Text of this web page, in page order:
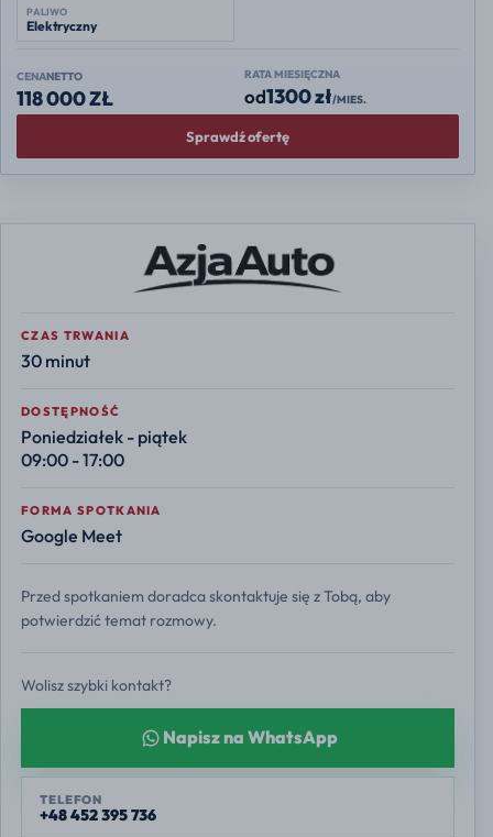
PALIWO
Elektryczny
CENANETTO
118 000 ZŁ
RATA MIESIĘCZNA
od1300 zł/MIES.
Sprawdź ofertę
CZAS TRWANIA
30 minut
DOSTĘPNOŚĆ
Poniedziałek - piątek
09:00 - 17:00
FORMA SPOTKANIA
Google Meet
Przed spotkaniem doradca skontaktuje się z Tobą, aby
potwierdzić temat rozmowy.
Wolisz szybki kontakt?
Napisz na WhatsApp
TELEFON
+48 452 395 736